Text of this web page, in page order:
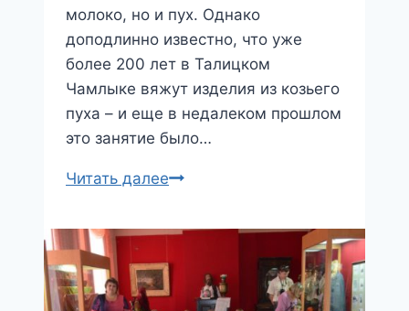
молоко, но и пух. Однако
доподлинно известно, что уже
более 200 лет в Талицком
Чамлыке вяжут изделия из козьего
пуха – и еще в недалеком прошлом
это занятие было…
Читать далееЭкспедиция
знатоку
дела,
мастеру